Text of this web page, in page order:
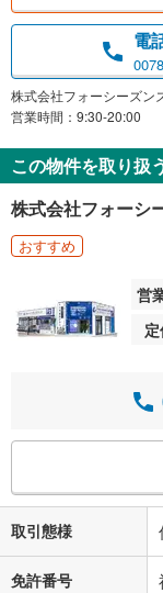
電
株式会社フォーシーズ
営業時間：9:30-20:00
この物件を取り扱
株式会社フォー
おすすめ
営
取引態様
免許番号